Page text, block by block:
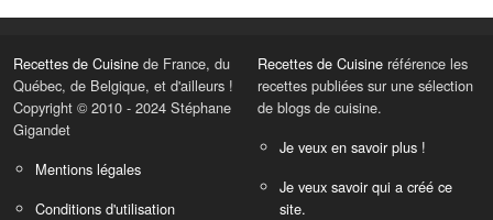
Recettes de Cuisine de France, du
Québec, de Belgique, et d'ailleurs !
Copyright © 2010 - 2024 Stéphane
Gigandet
Mentions légales
Conditions d'utilisation
Recettes de Cuisine référence les
recettes publiées sur une sélection
de blogs de cuisine.
Je veux en savoir plus !
Je veux savoir qui a créé ce
site.